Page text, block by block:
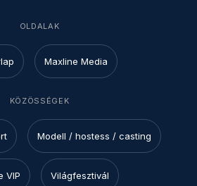
OLDALAK
Maxline Media
KÖZÖSSÉGEK
Modell / hostess / casting
VIP Világfesztivál